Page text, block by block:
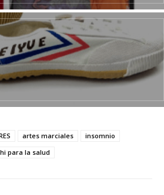
artes marciales
insomnio
para la salud